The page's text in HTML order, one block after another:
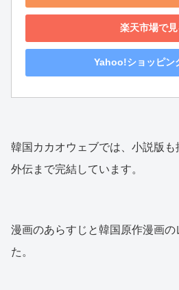
楽天市場で見
Yahoo!ショッピン
韓国カカオウェブでは、小説版
外伝まで完結しています。
漫画のあらすじと韓国原作漫画
た。